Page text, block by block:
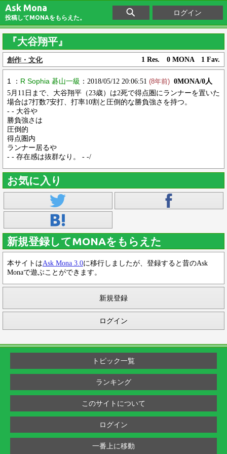
Ask Mona
投稿してMONAをもらえた。
ログイン
『大谷翔平』
創作・文化 1 Res. 0 MONA 1 Fav.
1 ： R Sophia 碁山一級 ：2018/05/12 20:06:51 (8年前) 0MONA/0人
5月11日まで、大谷翔平（23歳）は2死で得点圏にランナーを置いた
場合は7打数7安打、打率10割と圧倒的な勝負強さを持つ。
- - 大谷や
勝負強さは
圧倒的
得点圏内
ランナー居るや
- - 存在感は抜群なり。 - -/
お気に入り
新規登録してMONAをもらえた
本サイトはAsk Mona 3.0に移行しましたが、登録すると昔のAsk
Monaで遊ぶことができます。
新規登録
ログイン
トピック一覧
ランキング
このサイトについて
ログイン
一番上に移動